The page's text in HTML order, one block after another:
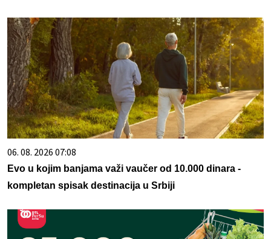
06. 08. 2026 07:08
Evo u kojim banjama važi vaučer od 10.000 dinara -
kompletan spisak destinacija u Srbiji